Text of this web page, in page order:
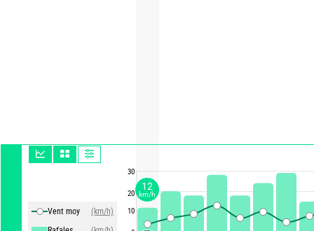
Vent moy
(km/h)
30
20
10
12
km/h